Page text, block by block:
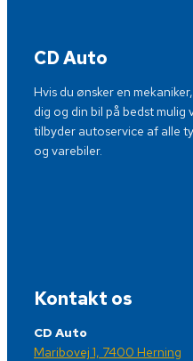
CD Auto
Hvis du ønsker en
dig og din bil på bedst mulig
tilbyder autoservice af alle
og varebiler.
Kontakt os
CD Auto
Maribovej 1, 7400 Herning